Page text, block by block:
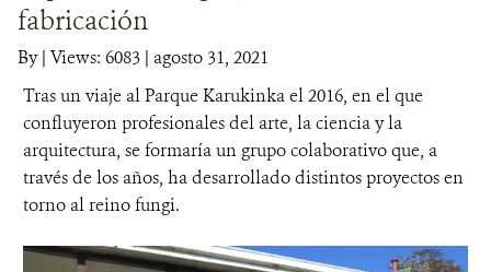
fabricación
By| Views: 6083 | agosto 31, 2021
Tras un viaje al Parque Karukinka el 2016, en el que
confluyeron profesionales del arte, la ciencia y la
arquitectura, se formaría un grupo colaborativo que, a
través de los años, ha desarrollado distintos proyectos en
torno al reino fungi.